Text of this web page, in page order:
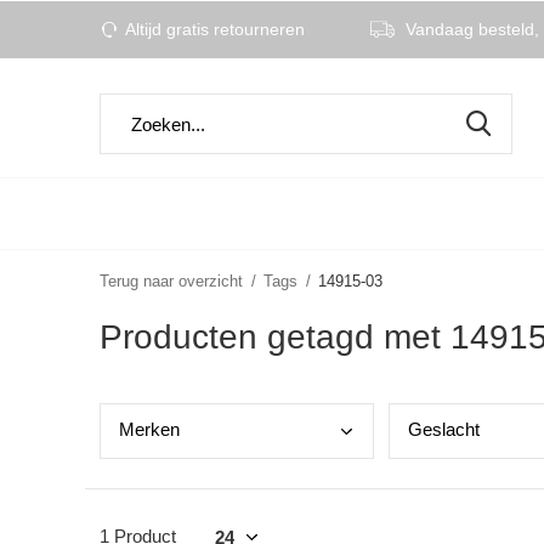
Altijd gratis retourneren Vandaag
Terug naar overzicht Tags 14915-03
Producten getagd met
Merken Geslacht
1 Product